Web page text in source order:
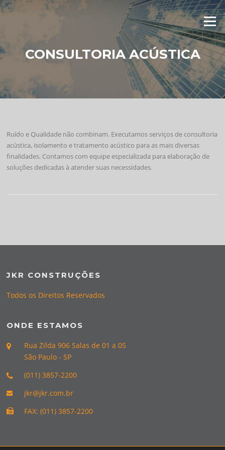
Skip to content
Menu
CONSULTORIA ACÚSTICA
Ruído e Qualidade não combinam. Executamos serviços de consultoria
acústica, isolamento e tratamento acústico para as mais diversas
finalidades. Contamos com equipe especializada para elaboração de
soluções dedicadas à atender suas necessidades.
JKR CONSTRUÇÕES
Todos os Direitos Reservados
ONDE ESTAMOS
Rua Zilda 906 Salas de 01 a 05
São Paulo - SP
(011) 3857-2200
jkr@jkr.com.br
FAX: (011) 3857-2200